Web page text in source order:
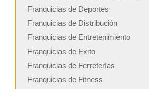
Franquicias de Deportes
Franquicias de Distribución
Franquicias de Entretenimiento
Franquicias de Exito
Franquicias de Ferreterías
Franquicias de Fitness